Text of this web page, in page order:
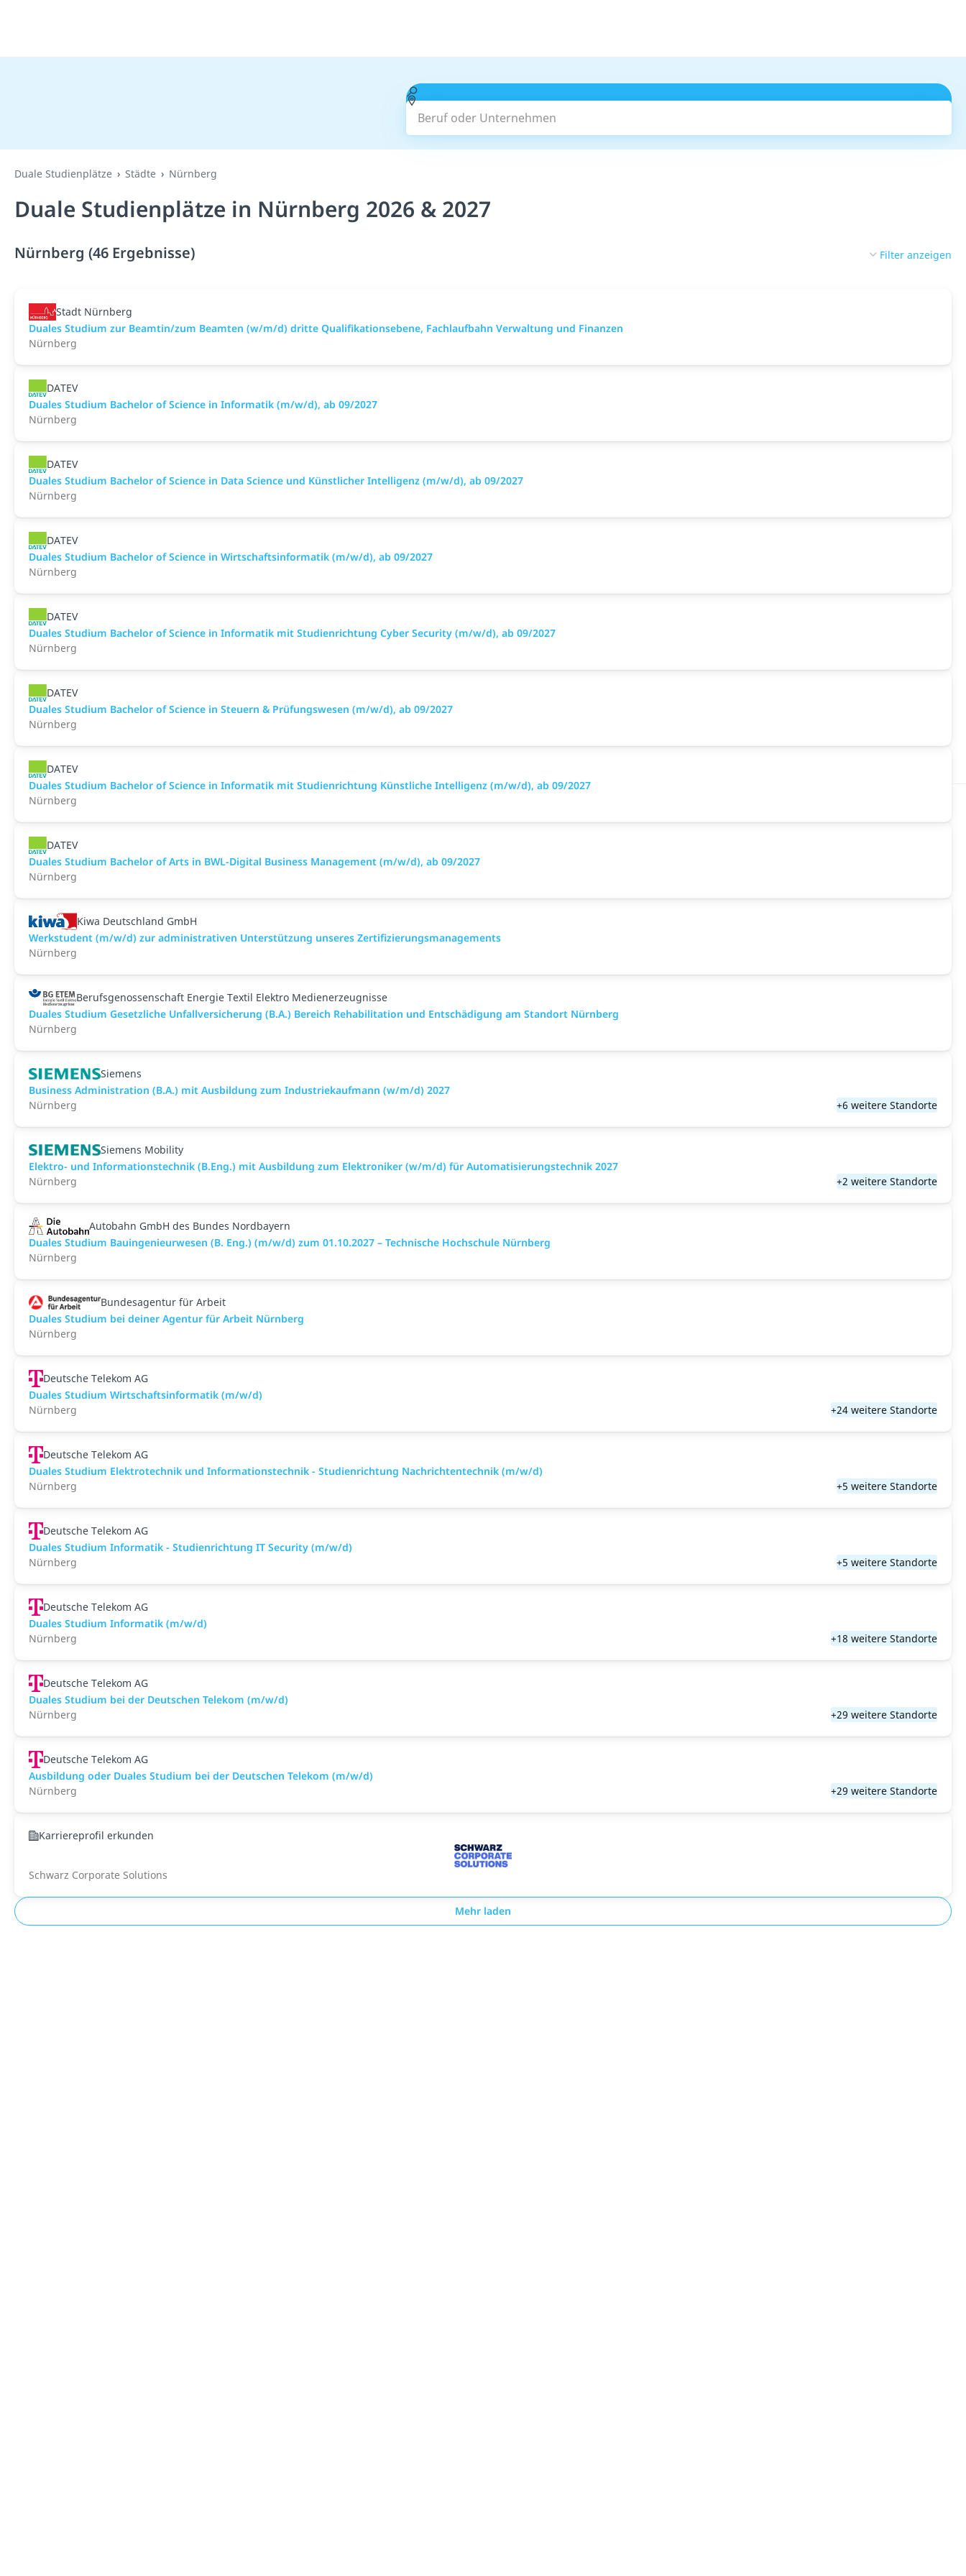
Beruf oder Unternehmen
Duale Studienplätze Städte Nürnberg
Duale Studienplätze in Nürnberg 2026 & 2027
Nürnberg (46 Ergebnisse) Filter anzeigen
Stadt Nürnberg
Duales Studium zur Beamtin/zum Beamten (w/m/d) dritte Qualifikationsebene, Fachlaufbahn Verwaltung und Finanzen
Nürnberg
DATEV
Duales Studium Bachelor of Science in Informatik (m/w/d), ab 09/2027
Nürnberg
DATEV
Duales Studium Bachelor of Science in Data Science und Künstlicher Intelligenz (m/w/d), ab 09/2027
Nürnberg
DATEV
Duales Studium Bachelor of Science in Wirtschaftsinformatik (m/w/d), ab 09/2027
Nürnberg
DATEV
Duales Studium Bachelor of Science in Informatik mit Studienrichtung Cyber Security (m/w/d), ab 09/2027
Nürnberg
DATEV
Duales Studium Bachelor of Science in Steuern & Prüfungswesen (m/w/d), ab 09/2027
Nürnberg
DATEV
Duales Studium Bachelor of Science in Informatik mit Studienrichtung Künstliche Intelligenz (m/w/d), ab 09/2027
Nürnberg
DATEV
Duales Studium Bachelor of Arts in BWL-Digital Business Management (m/w/d), ab 09/2027
Nürnberg
Kiwa Deutschland GmbH
Werkstudent (m/w/d) zur administrativen Unterstützung unseres Zertifizierungsmanagements
Nürnberg
Berufsgenossenschaft Energie Textil Elektro Medienerzeugnisse
Duales Studium Gesetzliche Unfallversicherung (B.A.) Bereich Rehabilitation und Entschädigung am Standort Nürnberg
Nürnberg
Siemens
Business Administration (B.A.) mit Ausbildung zum Industriekaufmann (w/m/d) 2027
Nürnberg
+6 weitere Standorte
Siemens Mobility
Elektro- und Informationstechnik (B.Eng.) mit Ausbildung zum Elektroniker (w/m/d) für Automatisierungstechnik 2027
Nürnberg
+2 weitere Standorte
Autobahn GmbH des Bundes Nordbayern
Duales Studium Bauingenieurwesen (B. Eng.) (m/w/d) zum 01.10.2027 – Technische Hochschule Nürnberg
Nürnberg
Bundesagentur für Arbeit
Duales Studium bei deiner Agentur für Arbeit Nürnberg
Nürnberg
Deutsche Telekom AG
Duales Studium Wirtschaftsinformatik (m/w/d)
Nürnberg
+24 weitere Standorte
Deutsche Telekom AG
Duales Studium Elektrotechnik und Informationstechnik - Studienrichtung Nachrichtentechnik (m/w/d)
Nürnberg
+5 weitere Standorte
Deutsche Telekom AG
Duales Studium Informatik - Studienrichtung IT Security (m/w/d)
Nürnberg
+5 weitere Standorte
Deutsche Telekom AG
Duales Studium Informatik (m/w/d)
Nürnberg
+18 weitere Standorte
Deutsche Telekom AG
Duales Studium bei der Deutschen Telekom (m/w/d)
Nürnberg
+29 weitere Standorte
Deutsche Telekom AG
Ausbildung oder Duales Studium bei der Deutschen Telekom (m/w/d)
Nürnberg
+29 weitere Standorte
Karriereprofil erkunden
Schwarz Corporate Solutions
Mehr laden